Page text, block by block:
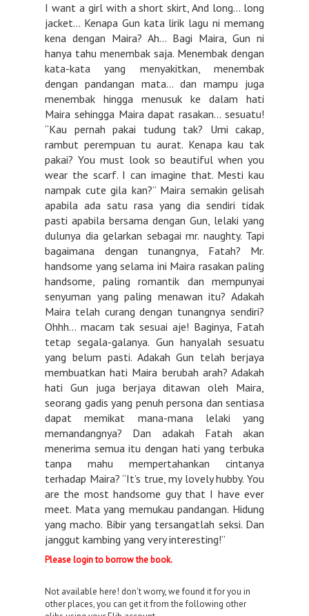
I want a girl with a short skirt, And long... long
jacket... Kenapa Gun kata lirik lagu ni memang
kena dengan Maira? Ah… Bagi Maira, Gun ni
hanya tahu menembak saja. Menembak dengan
kata-kata yang menyakitkan, menembak
dengan pandangan mata… dan mampu juga
menembak hingga menusuk ke dalam hati
Maira sehingga Maira dapat rasakan… sesuatu!
“Kau pernah pakai tudung tak? Umi cakap,
rambut perempuan tu aurat. Kenapa kau tak
pakai? You must look so beautiful when you
wear the scarf. I can imagine that. Mesti kau
nampak cute gila kan?” Maira semakin gelisah
apabila ada satu rasa yang dia sendiri tidak
pasti apabila bersama dengan Gun, lelaki yang
dulunya dia gelarkan sebagai mr. naughty. Tapi
bagaimana dengan tunangnya, Fatah? Mr.
handsome yang selama ini Maira rasakan paling
handsome, paling romantik dan mempunyai
senyuman yang paling menawan itu? Adakah
Maira telah curang dengan tunangnya sendiri?
Ohhh… macam tak sesuai aje! Baginya, Fatah
tetap segala-galanya. Gun hanyalah sesuatu
yang belum pasti. Adakah Gun telah berjaya
membuatkan hati Maira berubah arah? Adakah
hati Gun juga berjaya ditawan oleh Maira,
seorang gadis yang penuh persona dan sentiasa
dapat memikat mana-mana lelaki yang
memandangnya? Dan adakah Fatah akan
menerima semua itu dengan hati yang terbuka
tanpa mahu mempertahankan cintanya
terhadap Maira? “It’s true, my lovely hubby. You
are the most handsome guy that I have ever
meet. Mata yang memukau pandangan. Hidung
yang macho. Bibir yang tersangatlah seksi. Dan
janggut kambing yang very interesting!”
Please login to borrow the book.
Not available here! don't worry, we found it for you in
other places, you can get it from the following other